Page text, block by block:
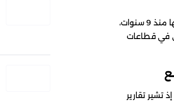
ورغم حجم الخسائر، حافظت أسهم الشركة على مستوياتها قرب أعلى سعر لها منذ 9 سنوات،
في قطاعات
تشير تقارير